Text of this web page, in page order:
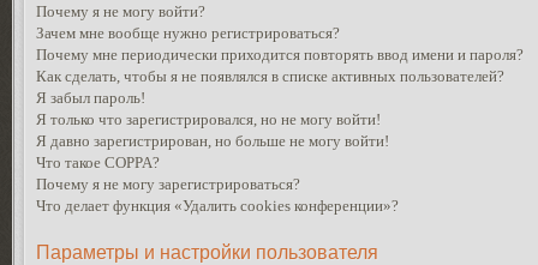
Почему я не могу войти?
Зачем мне вообще нужно регистрироваться?
Почему мне периодически приходится повторять ввод имени и пароля?
Как сделать, чтобы я не появлялся в списке активных пользователей?
Я забыл пароль!
Я только что зарегистрировался, но не могу войти!
Я давно зарегистрирован, но больше не могу войти!
Что такое COPPA?
Почему я не могу зарегистрироваться?
Что делает функция «Удалить cookies конференции»?
Параметры и настройки пользователя